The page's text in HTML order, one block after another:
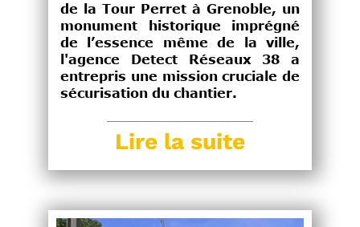
de la Tour Perret à Grenoble, un
monument historique imprégné
de l’essence même de la ville,
l'agence Detect Réseaux 38 a
entrepris une mission cruciale de
sécurisation du chantier.
Lire la suite